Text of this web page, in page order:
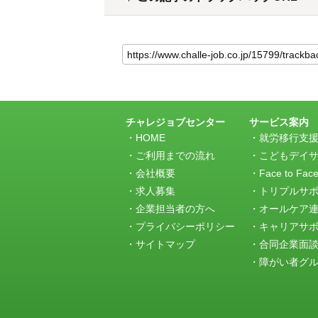
の
記
ラ
ッ
ク
URL
チャレジョブセンター
HOME
ご利用までの流れ
会社概要
求人募集
企業担当者の方へ
プライバシーポリシー
サイトマップ
サービス案内
就労移行支援
こどもデイ
Face to Face
トリプルサ
オールケア
キャリアサ
合同企業面
障がい者グ